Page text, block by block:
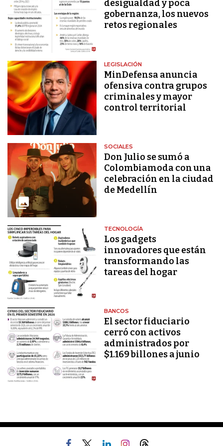
desigualdad y poca
gobernanza, los nuevos
retos regionales
LEGISLACIÓN
MinDefensa anuncia
ofensiva contra grupos
criminales y mayor
control territorial
SOCIALES
Don Julio se sumó a
Colombiamoda con una
celebración en la ciudad
de Medellín
TECNOLOGÍA
Los gadgets
innovadores que están
transformando las
tareas del hogar
BANCOS
El sector fiduciario
cerró con activos
administrados por
$1.169 billones a junio